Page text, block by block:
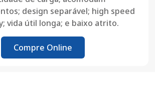
design separável; high speed
vida útil longa; e baixo atrito.
Compre Online